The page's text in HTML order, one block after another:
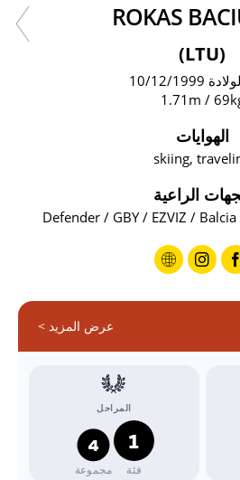
ROKAS
(LTU)
10/12/1999
1.71m /
الهوايات
skiing,
الراعية
Defender / GBY / EZVIZ /
عرض المزيد >
المراحل
1
فئة
4
مجموعة